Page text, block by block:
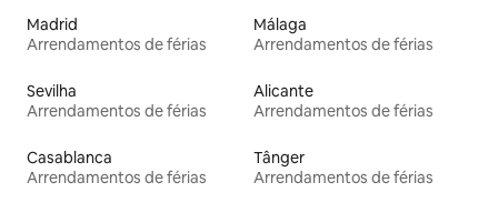
Madrid
Arrendamentos de férias
Málaga
Arrendamentos de férias
Sevilha
Arrendamentos de férias
Alicante
Arrendamentos de férias
Casablanca
Arrendamentos de férias
Tânger
Arrendamentos de férias